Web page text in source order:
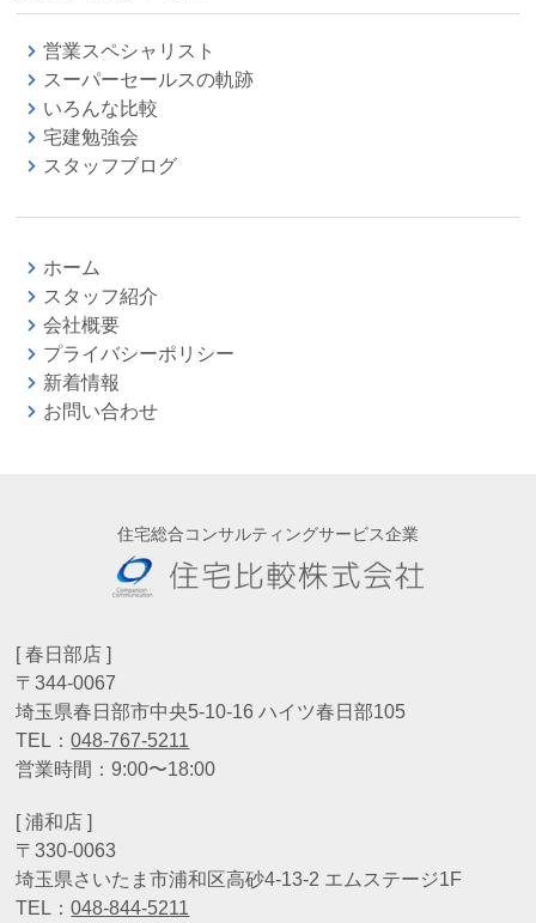
営業スペシャリスト
スーパーセールスの軌跡
いろんな比較
宅建勉強会
スタッフブログ
ホーム
スタッフ紹介
会社概要
プライバシーポリシー
新着情報
お問い合わせ
住宅総合コンサルティングサービス企業
[ 春日部店 ]
〒344-0067
埼玉県春日部市中央5-10-16 ハイツ春日部105
TEL：048-767-5211
営業時間：9:00〜18:00
[ 浦和店 ]
〒330-0063
埼玉県さいたま市浦和区高砂4-13-2 エムステージ1F
TEL：048-844-5211